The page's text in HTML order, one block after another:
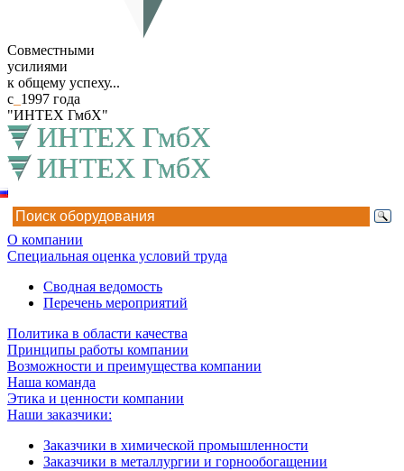
Совместными
усилиями
к общему успеху...
с 1997 года
"ИНТЕХ ГмбХ"
О компании
Специальная оценка условий труда
Сводная ведомость
Перечень мероприятий
Политика в области качества
Принципы работы компании
Возможности и преимущества компании
Наша команда
Этика и ценности компании
Наши заказчики:
Заказчики в химической промышленности
Заказчики в металлургии и горнообогащении